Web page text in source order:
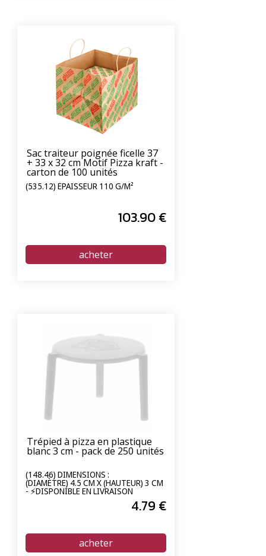
Sac traiteur poignée ficelle 37
+ 33 x 32 cm Motif Pizza kraft -
carton de 100 unités
(535.12) ÉPAISSEUR 110 G/M²
103.90€
Trépied à pizza en plastique
blanc 3 cm - pack de 250 unités
(148.46) DIMENSIONS :
(DIAMÈTRE) 4.5 CM X (HAUTEUR) 3 CM
- ⚡DISPONIBLE EN LIVRAISON
4.79 €